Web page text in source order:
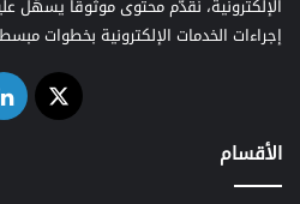
الإلكترونية، نُقدّم محتوى موثوقًا يسهّل
إجراءات الخدمات الإلكترونية بخطوات
‫X
الأقسام